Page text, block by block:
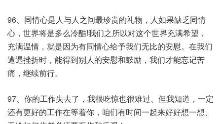
96、同情心是人与人之间最珍贵的礼物，人如果缺乏同情
心，世界将是多么冷酷!我们之所以对这个世界充满希望，
充满温情，就是因为有同情心给予我们无比的安慰。在我们
遭遇挫折时，能得到别人的安慰和鼓励，我们才能忘记苦
痛，继续前行。
97、你的工作失去了，我很吃惊也很难过、但我知道，一定
还有更好的工作在等着你，咱们有时间一起来好好想一想、